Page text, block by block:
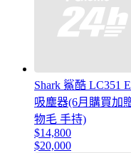
Shark 鯊酷 LC351
吸塵器(6月購買加
物毛 手持)
$14,800
$20,000